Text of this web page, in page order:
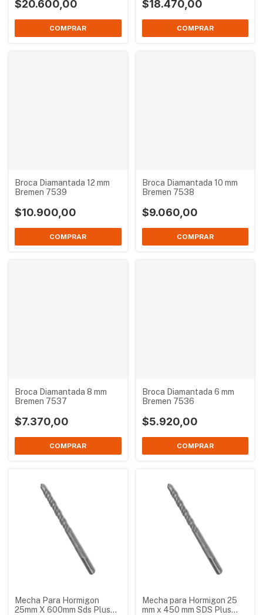
$20.600,00 $18.470,00
Broca Diamantada 12 mm
Bremen 7539
$10.900,00
Broca Diamantada 10 mm
Bremen 7538
$9.060,00
Broca Diamantada 8 mm
Bremen 7537
$7.370,00
Broca Diamantada 6 mm
Bremen 7536
$5.920,00
Mecha Para Hormigon
25mm X 600mm Sds Plus
Mecha para Hormigon 25
mm x 450 mm SDS Plus